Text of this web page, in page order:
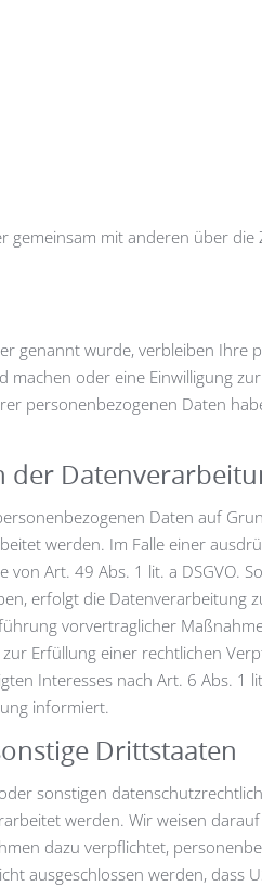
mit anderen über
genannt wurde, verbleiben
oder eine Einwilligung
personenbezogenen Daten
Daten auf
werden. Im Falle einer
Art. 49 Abs. 1 lit. a DSGVO.
erfolgt die Datenverarbeitung
vorvertraglicher
Erfüllung einer rechtlichen
Interesses nach Art. 6 Abs. 1
informiert.
Drittstaaten
sonstigen
werden. Wir weisen
dazu verpflichtet,
ausgeschlossen werden, dass